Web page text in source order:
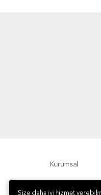
Kurumsal
Size daha iyi hizmet